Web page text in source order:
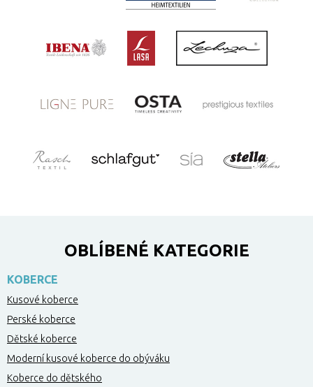
OBLÍBENÉ KATEGORIE
KOBERCE
Kusové koberce
Perské koberce
Dětské koberce
Moderní kusové koberce do obýváku
Koberce do dětského